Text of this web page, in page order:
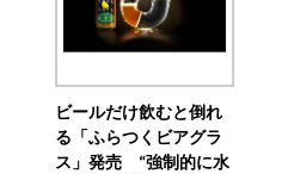
ビールだけ飲むと倒れ
る「ふらつくビアグラ
ス」発売 “強制的に水